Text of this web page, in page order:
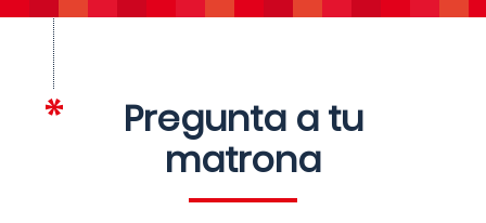
Pregunta a tu
matrona